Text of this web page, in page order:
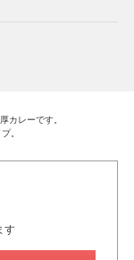
カレーです。
。
す